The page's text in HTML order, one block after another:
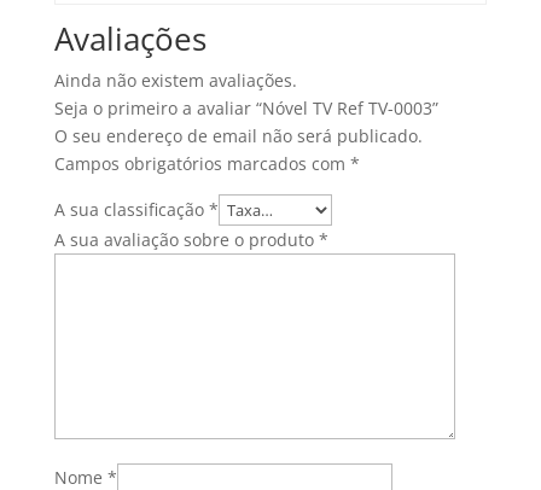
Avaliações
Ainda não existem avaliações.
Seja o primeiro a avaliar “Nóvel TV Ref TV-0003”
O seu endereço de email não será publicado.
Campos obrigatórios marcados com *
A sua classificação *
A sua avaliação sobre o produto *
Nome *